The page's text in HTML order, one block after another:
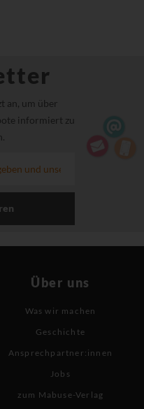
an, um über
informiert zu
Über uns
Was wir machen
Geschichte
Ansprechpartner:innen
Jobs
zum Mabuse-Verlag